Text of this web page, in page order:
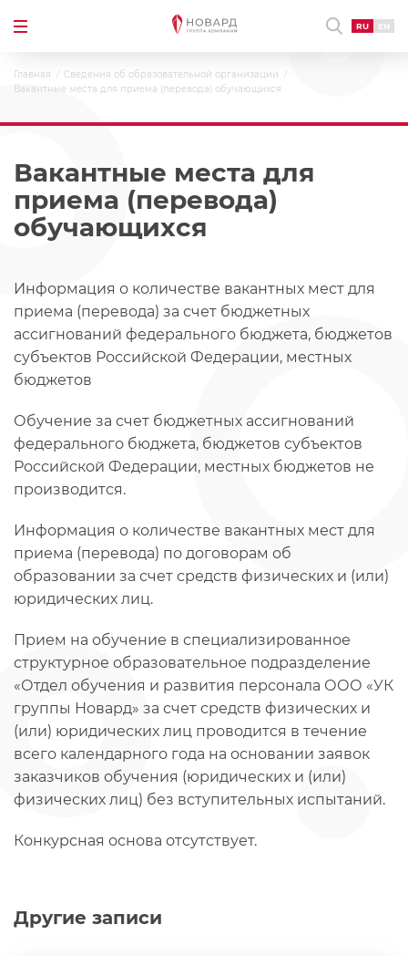
RU EN
Главная
Сведения об образовательной организации
Вакантные места для приема (перевода) обучающихся
Вакантные места для
приема (перевода)
обучающихся
Другие записи
Информация о количестве вакантных мест для
приема (перевода) за счет бюджетных
ассигнований федерального бюджета, бюджетов
субъектов Российской Федерации, местных
бюджетов
Обучение за счет бюджетных ассигнований
федерального бюджета, бюджетов субъектов
Российской Федерации, местных бюджетов не
производится.
Информация о количестве вакантных мест для
приема (перевода) по договорам об
образовании за счет средств физических и (или)
юридических лиц.
Прием на обучение в специализированное
структурное образовательное подразделение
«Отдел обучения и развития персонала ООО «УК
группы Новард» за счет средств физических и
(или) юридических лиц проводится в течение
всего календарного года на основании заявок
заказчиков обучения (юридических и (или)
физических лиц) без вступительных испытаний.
Конкурсная основа отсутствует.